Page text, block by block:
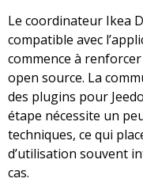
Le coordinateur Ikea
compatible avec
commence à
open source. La
des plugins pour
étape nécessite un
techniques, ce qui
d’utilisation souvent
cas.